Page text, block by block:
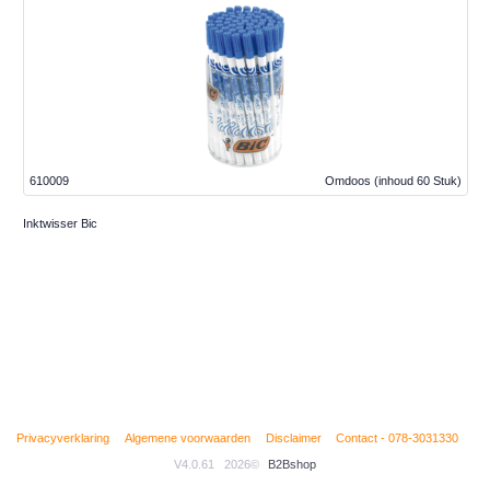
Omdoos (inhoud 60 Stuk)
610009
Inktwisser Bic
V4.0.61 2026© B2Bshop
Privacyverklaring Algemene voorwaarden Disclaimer Contact - 078-3031330